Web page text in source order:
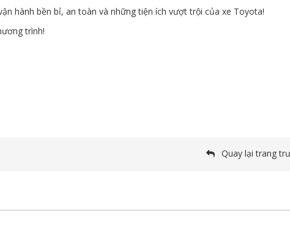
hành bền bỉ, an toàn và những tiện ích vượt trội của xe Toyota!
trình!
Quay lại trang